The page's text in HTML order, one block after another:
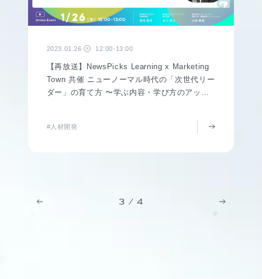
2023.01.26 木 12:00-13:00
【再放送】NewsPicks Learning x Marketing
Town 共催 ニューノーマル時代の「次世代リー
ダー」の育て方 〜学ぶ内容・学び方のアップ
#人材開発
3 /4